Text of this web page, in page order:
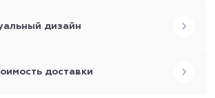
дизайн
доставки